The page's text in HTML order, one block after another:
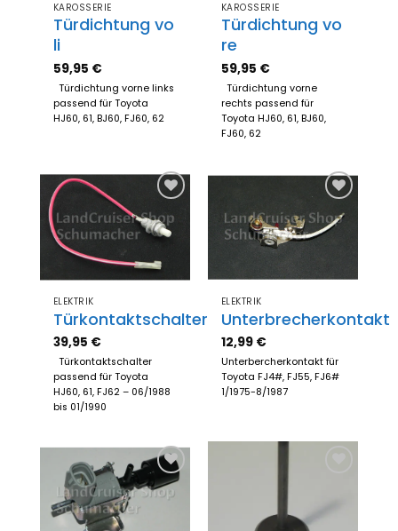
KAROSSERIE
Türdichtung vo
li
59,95 €
Türdichtung vorne links
passend für Toyota
HJ60, 61, BJ60, FJ60, 62
KAROSSERIE
Türdichtung vo
re
59,95 €
Türdichtung vorne
rechts passend für
Toyota HJ60, 61, BJ60,
FJ60, 62
Zum
Merkzettel
hinzufügen
ELEKTRIK
Türkontaktschalter
39,95 €
Türkontaktschalter
passend für Toyota
HJ60, 61, FJ62 – 06/1988
bis 01/1990
Zum
Merkzettel
hinzufügen
ELEKTRIK
Unterbrecherkontakt
12,99 €
Unterbercherkontakt für
Toyota FJ4#, FJ55, FJ6#
1/1975-8/1987
Zum
Merkzettel
hinzufügen
hinzufügen